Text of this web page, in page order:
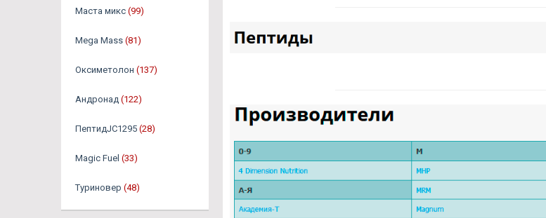
Маста микс (99)
Mega Mass (81)
Оксиметолон (137)
Андронад (122)
ПептидJC1295 (28)
Magic Fuel (33)
Туриновер (48)